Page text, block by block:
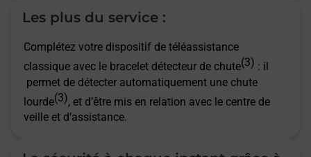
Les plus du service :
Complétez votre dispositif de téléassistance
classique avec le bracelet détecteur de chute(3) : il
permet de détecter automatiquement une chute
lourde(3), et d’être mis en relation avec le centre de
veille et d’assistance.